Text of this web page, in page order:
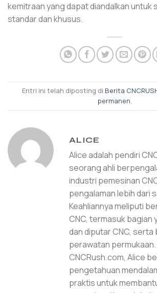
kemitraan yang dapat diandalkan untuk
standar dan khusus.
Entri ini telah diposting di Berita
permanen.
ALICE
Alice adalah pendiri
seorang ahli
industri pemesinan
pengalaman lebih dari
Keahliannya meliputi
CNC, termasuk bagian
dan diputar CNC,
perawatan permukaan.
CNCRush.com, Alice
pengetahuan
praktis untuk